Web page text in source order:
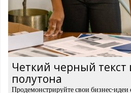
Четкий черный
полутона
Продемонстрируйте свои бизнес-